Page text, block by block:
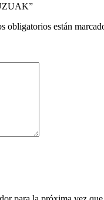
obligatorios están